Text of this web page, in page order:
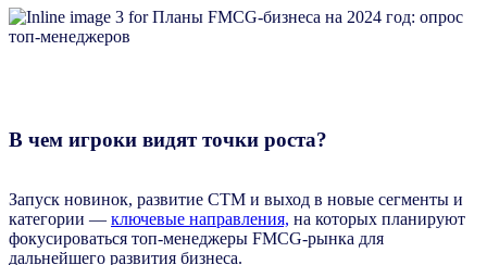
В чем игроки видят точки роста?
Запуск новинок, развитие СТМ и выход в новые сегменты и
категории — ключевые направления, на которых планируют
фокусироваться топ-менеджеры FMCG-рынка для
дальнейшего развития бизнеса.